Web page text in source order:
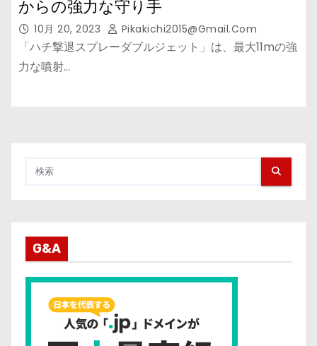
からの強力な守り手
10月 20, 2023 Pikakichi2015@gmail.com
「ハチ撃退スプレーダブルジェット」は、最大11mの強
力な噴射…
G&A